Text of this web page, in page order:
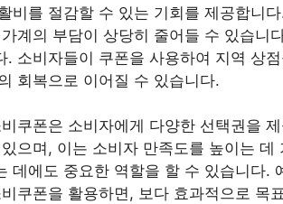
비를 절감할 수 있는 기회를 제공합니
계의 부담이 상당히 줄어들 수 있습니
. 소비자들이 쿠폰을 사용하여 지역 상
회복으로 이어질 수 있습니다.
쿠폰은 소비자에게 다양한 선택권을
으며, 이는 소비자 만족도를 높이는
데에도 중요한 역할을 할 수 있습니다.
쿠폰을 활용하면, 보다 효과적으로 목